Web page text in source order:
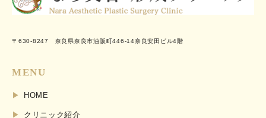
〒630-8247 奈良県奈良市油阪町446-14奈良安田ビル4階
MENU
HOME
クリニック紹介